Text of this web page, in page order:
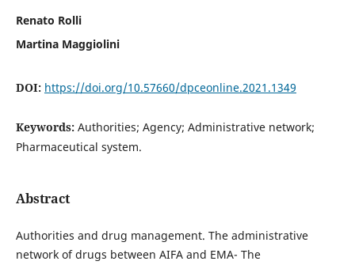
Renato Rolli
Martina Maggiolini
DOI: https://doi.org/10.57660/dpceonline.2021.1349
Keywords: Authorities; Agency; Administrative network;
Pharmaceutical system.
Abstract
Authorities and drug management. The administrative
network of drugs between AIFA and EMA- The